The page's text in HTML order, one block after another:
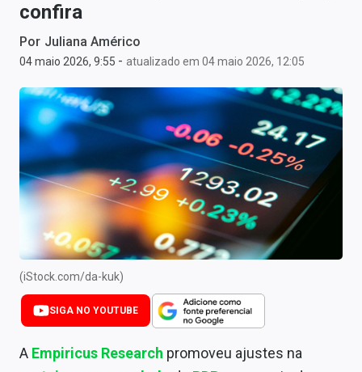
Últimas Notícias
Cotações
Comprar ou vender?
Carteiras Recomendadas
Central de Fundos Imobiliários
Central dos IPOs
Renda Fixa
Finanças Pessoais
confira
Por Juliana Américo
04 maio 2026, 9:55 - atualizado em 04 maio 2026, 12:05
(iStock.com/da-kuk)
SIGA NO YOUTUBE
A Empiricus Research promoveu ajustes na